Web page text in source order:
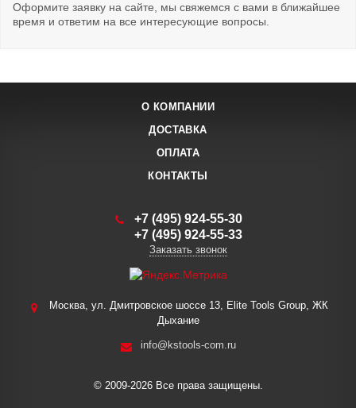
Оформите заявку на сайте, мы свяжемся с вами в ближайшее
время и ответим на все интересующие вопросы.
О КОМПАНИИ
ДОСТАВКА
ОПЛАТА
КОНТАКТЫ
+7 (495) 924-55-30
+7 (495) 924-55-33
Заказать звонок
Москва, ул. Дмитровское шоссе 13, Elite Tools Group, ЖК
Дыхание
info@kstools-com.ru
© 2009-2026 Все права защищены.